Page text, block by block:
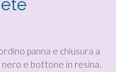
panna e chiusura a
nero e bottone in resina.